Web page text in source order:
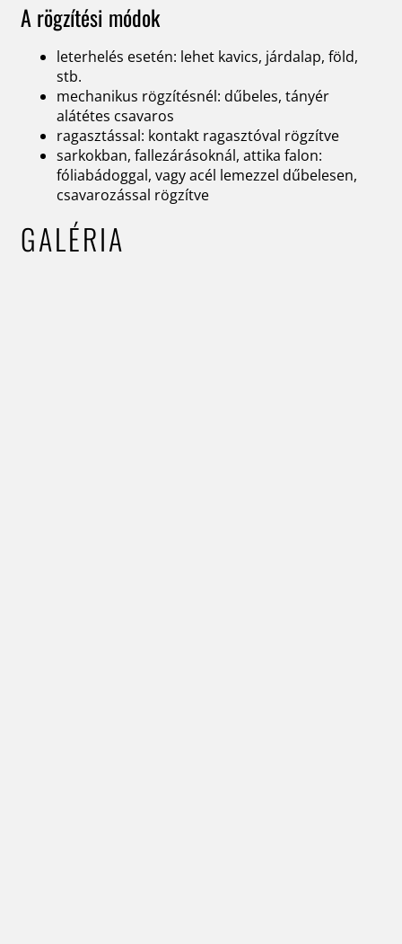
A rögzítési módok
leterhelés esetén: lehet kavics, járdalap, föld,
stb.
mechanikus rögzítésnél: dűbeles, tányér
alátétes csavaros
ragasztással: kontakt ragasztóval rögzítve
sarkokban, fallezárásoknál, attika falon:
fóliabádoggal, vagy acél lemezzel dűbelesen,
csavarozással rögzítve
GALÉRIA